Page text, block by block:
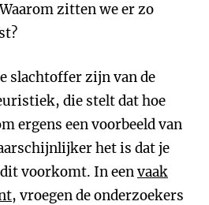
zitten we er zo
slachtoffer zijn van de
die stelt dat hoe
ergens een voorbeeld van
het is dat je
voorkomt. In eenvaak
, vroegen de onderzoekers